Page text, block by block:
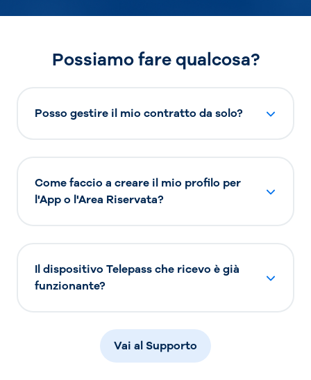
Possiamo fare qualcosa?
Posso gestire il mio contratto da solo?
Come faccio a creare il mio profilo per
l'App o l'Area Riservata?
Il dispositivo Telepass che ricevo è già
funzionante?
Vai al Supporto